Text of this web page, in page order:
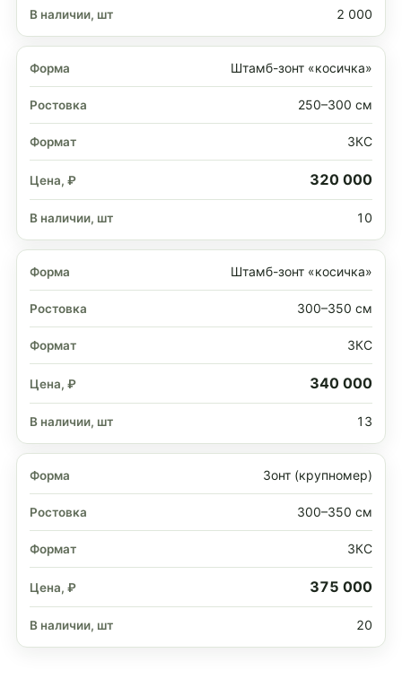
2 000
Штамб-зонт «косичка»
250–300 см
ЗКС
320 000
10
Штамб-зонт «косичка»
300–350 см
ЗКС
340 000
13
Зонт (крупномер)
300–350 см
ЗКС
375 000
20